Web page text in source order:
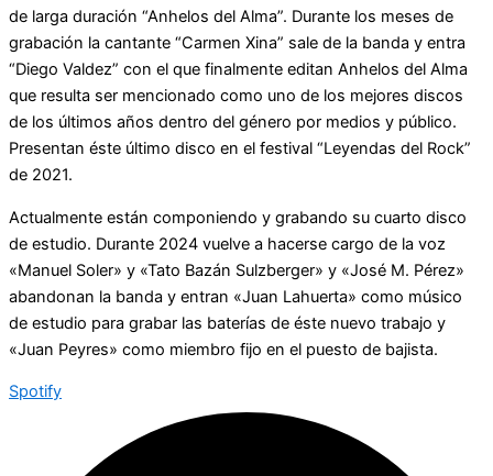
de larga duración “Anhelos del Alma”. Durante los meses de
grabación la cantante “Carmen Xina” sale de la banda y entra
“Diego Valdez” con el que finalmente editan Anhelos del Alma
que resulta ser mencionado como uno de los mejores discos
de los últimos años dentro del género por medios y público.
Presentan éste último disco en el festival “Leyendas del Rock”
de 2021.
Actualmente están componiendo y grabando su cuarto disco
de estudio. Durante 2024 vuelve a hacerse cargo de la voz
«Manuel Soler» y «Tato Bazán Sulzberger» y «José M. Pérez»
abandonan la banda y entran «Juan Lahuerta» como músico
de estudio para grabar las baterías de éste nuevo trabajo y
«Juan Peyres» como miembro fijo en el puesto de bajista.
Spotify